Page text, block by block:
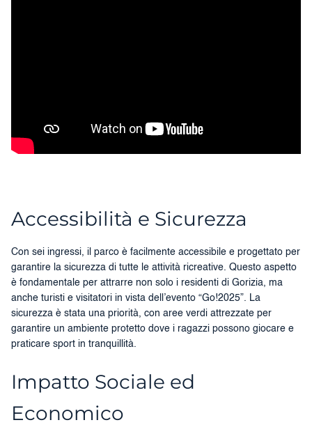
Accessibilità e Sicurezza
Con sei ingressi, il parco è facilmente accessibile e progettato per
garantire la sicurezza di tutte le attività ricreative. Questo aspetto
è fondamentale per attrarre non solo i residenti di Gorizia, ma
anche turisti e visitatori in vista dell’evento “Go!2025”. La
sicurezza è stata una priorità, con aree verdi attrezzate per
garantire un ambiente protetto dove i ragazzi possono giocare e
praticare sport in tranquillità.
Impatto Sociale ed
Economico